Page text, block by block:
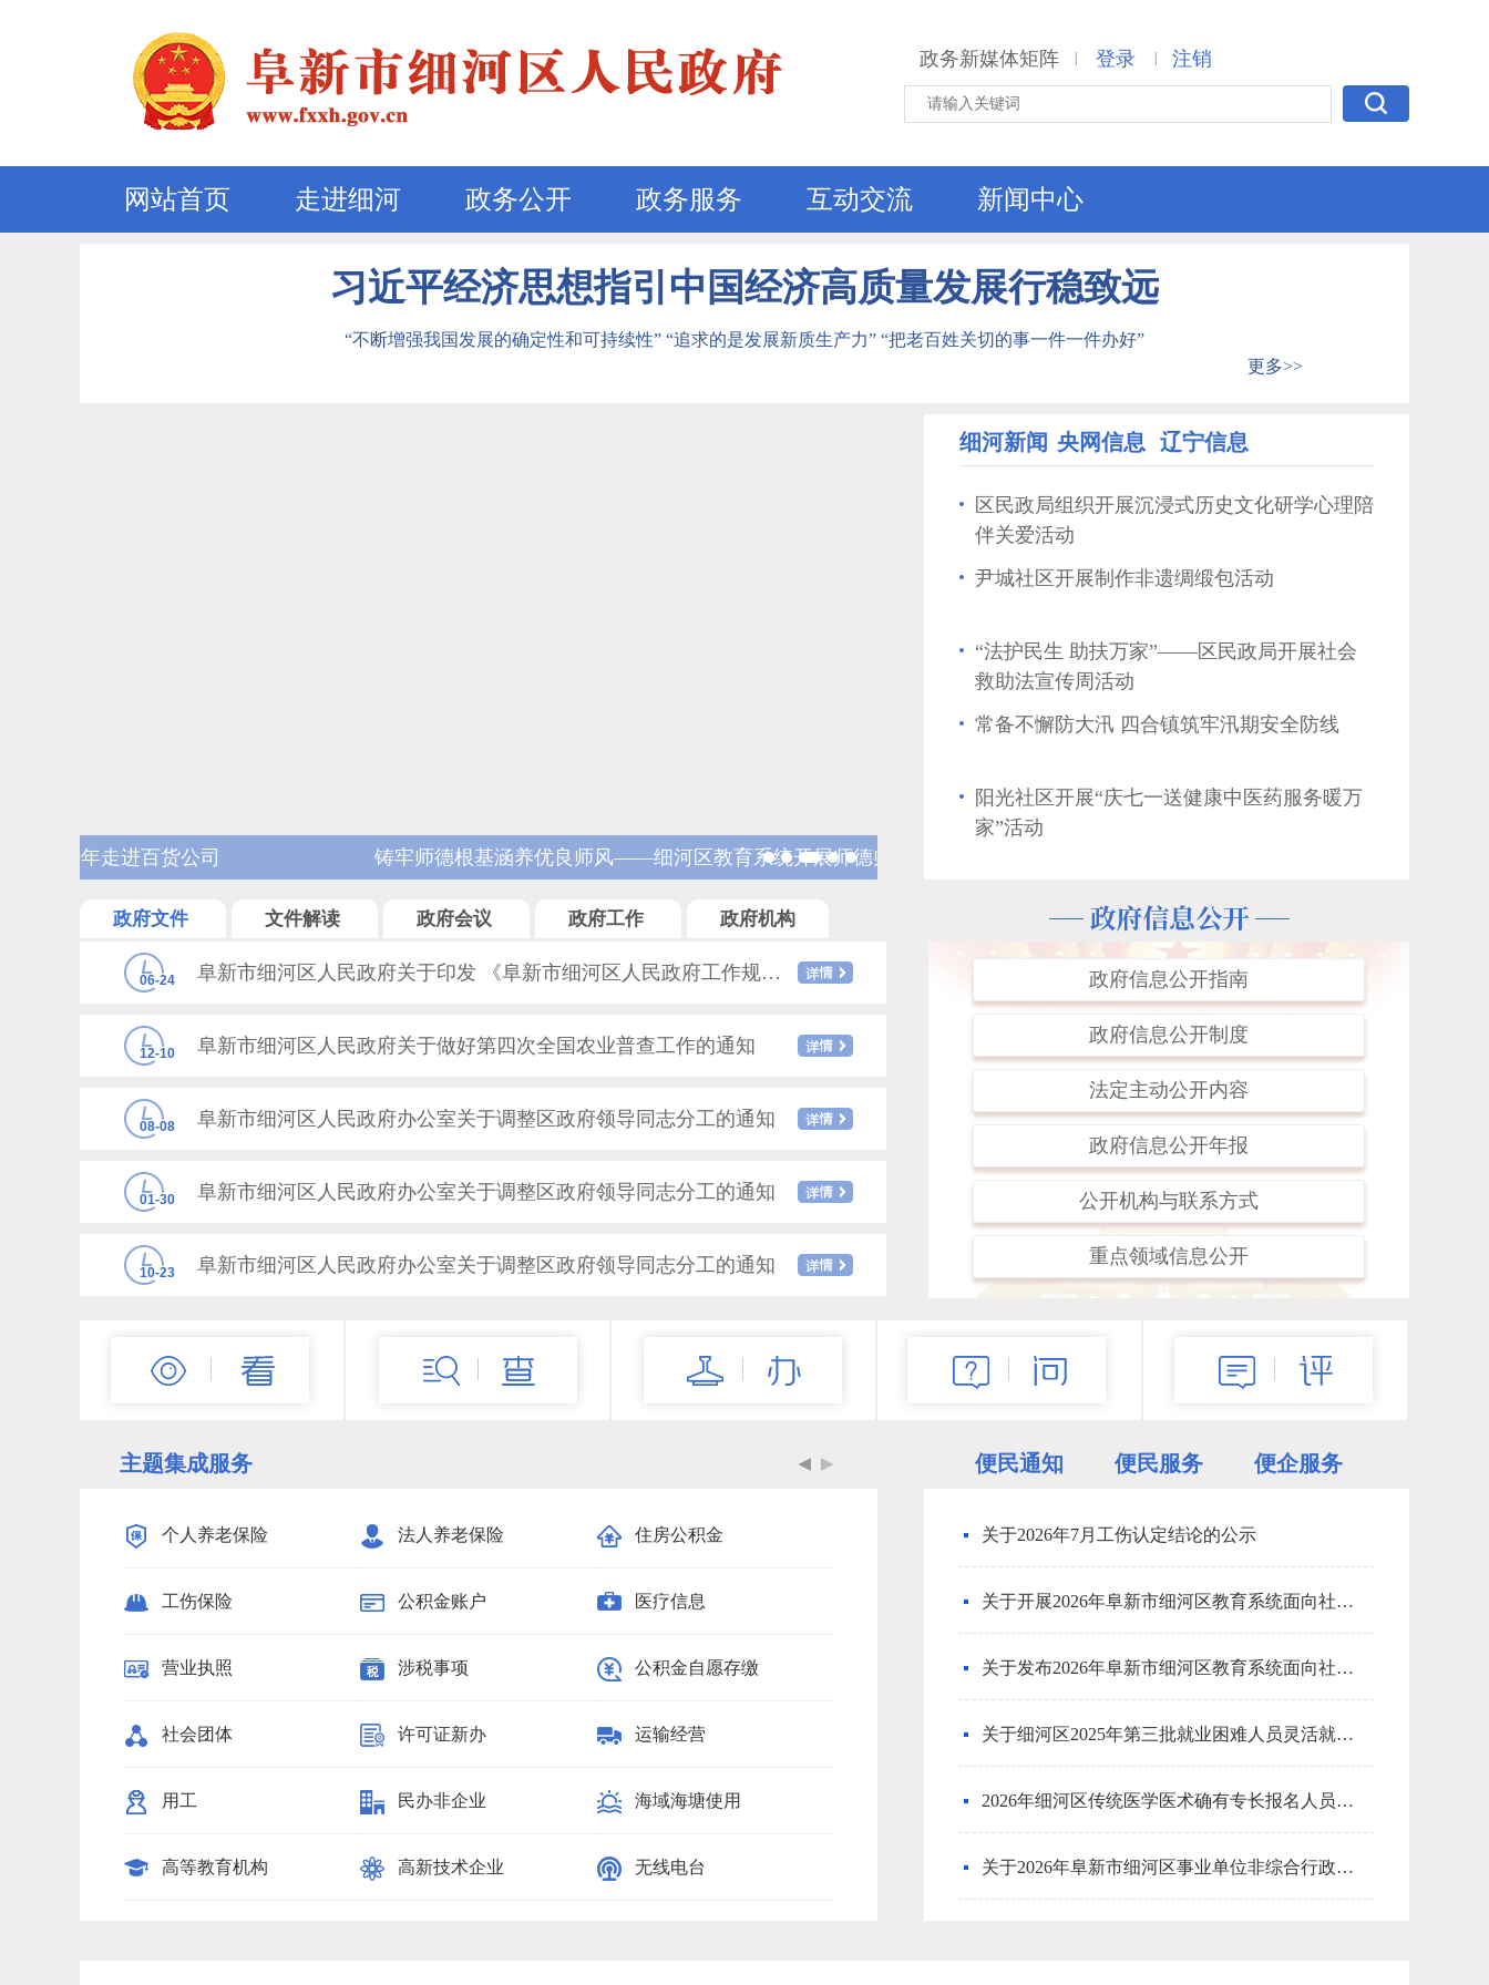
政务新媒体矩阵 登录 注销
网站首页 走进细河 政务公开 政务服务 互动交流 新闻中心
习近平经济思想指引中国经济高质量发展行稳致远
“不断增强我国发展的确定性和可持续性” “追求的是发展新质生产力” “把老百姓关切的事一件一件办好”
更多>>
铸牢师德根基涵养优良师风——细河区教育系统开展师德师风建设专题党
细河新闻 央网信息 辽宁信息
区民政局组织开展沉浸式历史文化研学心理陪
伴关爱活动
尹城社区开展制作非遗绸缎包活动
“法护民生 助扶万家”——区民政局开展社会
救助法宣传周活动
常备不懈防大汛 四合镇筑牢汛期安全防线
阳光社区开展“庆七一送健康中医药服务暖万
家”活动
格教育系列活动
精准培训强本领 蓄力提标惠民生——区民政
局深入基层开展社会救助业务专项培训
区残联开展“温情助残·感恩母爱”微心愿圆梦
关爱行动
医社联动送健康 义诊服务暖民心
政府文件 文件解读 政府会议 政府工作 政府机构
06-24 阜新市细河区人民政府关于印发 《阜新市细河区人民政府工作规则》的通知
12-10 阜新市细河区人民政府关于做好第四次全国农业普查工作的通知
08-08 阜新市细河区人民政府办公室关于调整区政府领导同志分工的通知
01-30 阜新市细河区人民政府办公室关于调整区政府领导同志分工的通知
10-23 阜新市细河区人民政府办公室关于调整区政府领导同志分工的通知
政府信息公开指南
政府信息公开制度
法定主动公开内容
政府信息公开年报
公开机构与联系方式
重点领域信息公开
主题集成服务
个人养老保险 法人养老保险 住房公积金
工伤保险 公积金账户 医疗信息
营业执照 涉税事项 公积金自愿存缴
社会团体 许可证新办 运输经营
用工 民办非企业 海域海塘使用
高等教育机构 高新技术企业 无线电台
安全生产管理
城市建设 食盐批发
渔业船舶人员 教育资助 放射性同位素
律师法律 生态违规
国家教育考试 固定资产投资 医师资格证书
放射诊疗 技能鉴定
便民通知 便民服务 便企服务
关于2026年7月工伤认定结论的公示
关于开展2026年阜新市细河区教育系统面向社会公开招聘中小学教师现场资格审查的通知
关于发布2026年阜新市细河区教育系统面向社会公开招聘中小学教师成绩查询的公告
关于细河区2025年第三批就业困难人员灵活就业社保补贴资金的公示
2026年细河区传统医学医术确有专长报名人员信息公示
关于2026年阜新市细河区事业单位非综合行政执法类岗位面向社会公开招聘拟聘用人员的公告（一）